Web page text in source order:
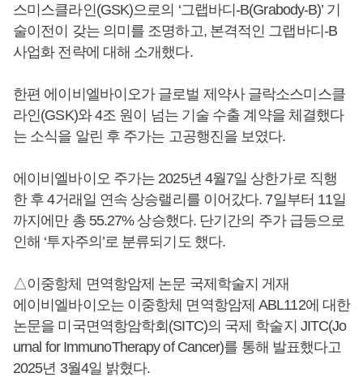
스미스클라인(GSK)으로의 ‘그랩바디-B(Grabody-B)’ 기
술이전이 갖는 의미를 조명하고, 본격적인 그랩바디-B
사업화 전략에 대해 소개했다.
한편 에이비엘바이오가 글로벌 제약사 글락소스미스클
라인(GSK)와 4조 원이 넘는 기술 수출 계약을 체결했다
는 소식을 알린 후 주가는 고공행진을 보였다.
에이비엘바이오 주가는 2025년 4월7일 상한가로 직행
한 후 4거래일 연속 상승랠리를 이어갔다. 7일부터 11일
까지에만 총 55.27% 상승했다. 단기간의 주가 급등으로
인해 ‘투자주의’로 분류되기도 했다.
△이중항체 면역항암제 논문 국제학술지 게재
에이비엘바이오는 이중항체 면역항암제 ABL112에 대한
논문을 미국면역항암학회(SITC)의 국제 학술지 JITC(Jo
urnal for ImmunoTherapy of Cancer)를 통해 발표했다고
2025년 3월4일 밝혔다.